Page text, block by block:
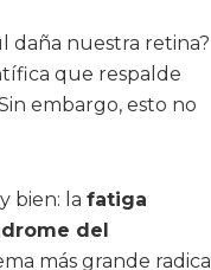
daña nuestra retina?
que respalde
embargo, esto no
bien: la fatiga
del
más grande radica